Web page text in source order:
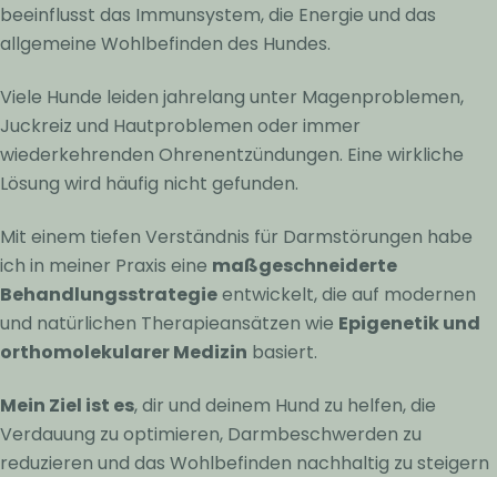
beeinflusst das Immunsystem, die Energie und das
allgemeine Wohlbefinden des Hundes.
Viele Hunde leiden jahrelang unter Magenproblemen,
Juckreiz und Hautproblemen oder immer
wiederkehrenden Ohrenentzündungen. Eine wirkliche
Lösung wird häufig nicht gefunden.
Mit einem tiefen Verständnis für Darmstörungen habe
ich in meiner Praxis eine maßgeschneiderte
Behandlungsstrategieentwickelt, die auf modernen
und natürlichen Therapieansätzen wie Epigenetik und
orthomolekularer Medizin basiert.
Mein Ziel ist es, dir und deinem Hund zu helfen, die
Verdauung zu optimieren, Darmbeschwerden zu
reduzieren und das Wohlbefinden nachhaltig zu steigern